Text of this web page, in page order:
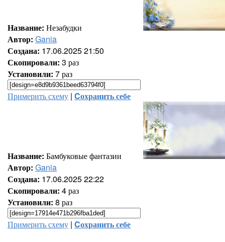
Название: Незабудки
Автор: Gania
Создана: 17.06.2025 21:50
Скопировали: 3 раз
Установили: 7 раз
Примерить схему | Cохранить себе
Название: Бамбуковые фантазии
Автор: Gania
Создана: 17.06.2025 22:22
Скопировали: 4 раз
Установили: 8 раз
Примерить схему | Cохранить себе